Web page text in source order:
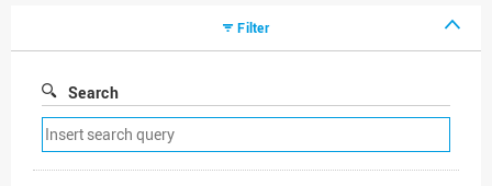
Filter
Search
Remove
search
filter